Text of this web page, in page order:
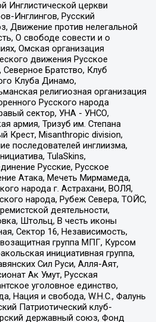
Инглистической церкви
Инглингов, Русский
Движение против нелегальной
О свободе совести и о
Омская организация
движения Русское
Братство, Клуб
Клуба Динамо,
религиозная организация
Русского народа
сектор, УНА - УНСО,
армия, Тризуб им. Степана
Крест, Misanthropic division,
последователей инглиизма,
TulaSkins,
Русские, Русское
Атака, Мечеть Мирмамеда,
народа г. Астрахани, ВОЛЯ,
народа, Рубеж Севера, ТОЙС,
деятельности,
Штольц, В честь иконы
Сектор 16, Независимость,
группа МПГ, Курсом
инициативная группа,
Сил Руси, Алля-Аят,
Ак Умут, Русская
уголовное единство,
Нация и свобода, W.H.С., Фалунь
Патриотический клуб-
державный союз, Фонд